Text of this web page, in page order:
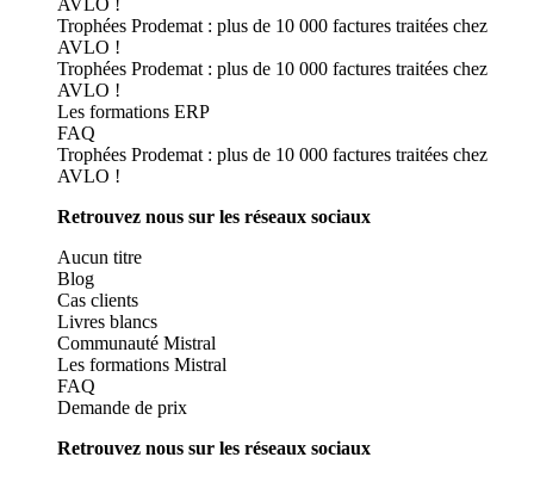
AVLO !
Trophées Prodemat : plus de 10 000 factures traitées chez
AVLO !
Trophées Prodemat : plus de 10 000 factures traitées chez
AVLO !
Les formations ERP
FAQ
Trophées Prodemat : plus de 10 000 factures traitées chez
AVLO !
Retrouvez nous sur les réseaux sociaux
Aucun titre
Blog
Cas clients
Livres blancs
Communauté Mistral
Les formations Mistral
FAQ
Demande de prix
Retrouvez nous sur les réseaux sociaux